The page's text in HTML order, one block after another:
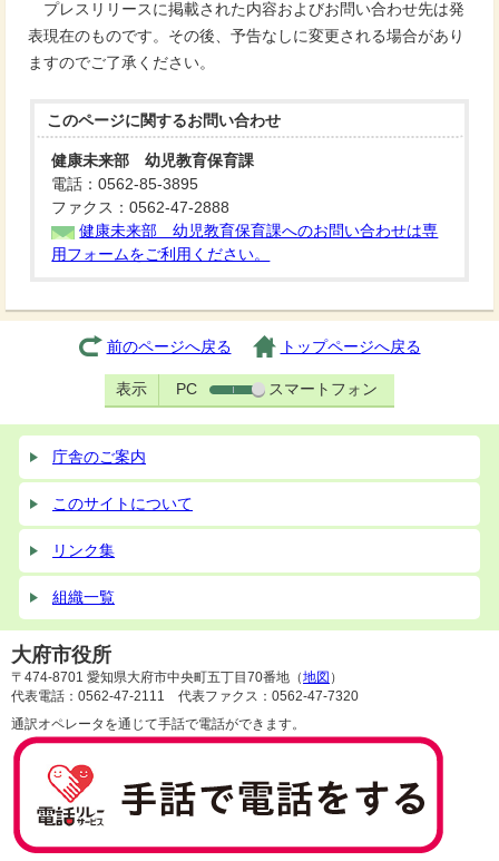
プレスリリースに掲載された内容およびお問い合わせ先は発
表現在のものです。その後、予告なしに変更される場合があり
ますのでご了承ください。
このページに関するお問い合わせ
健康未来部 幼児教育保育課
電話：0562-85-3895
ファクス：0562-47-2888
健康未来部 幼児教育保育課へのお問い合わせは専
用フォームをご利用ください。
前のページへ戻る トップページへ戻る
表示 PC スマートフォン
庁舎のご案内
このサイトについて
リンク集
組織一覧
大府市役所
〒474-8701 愛知県大府市中央町五丁目70番地（地図 ）
代表電話：0562-47-2111 代表ファクス：0562-47-7320
通訳オペレータを通じて手話で電話ができます。